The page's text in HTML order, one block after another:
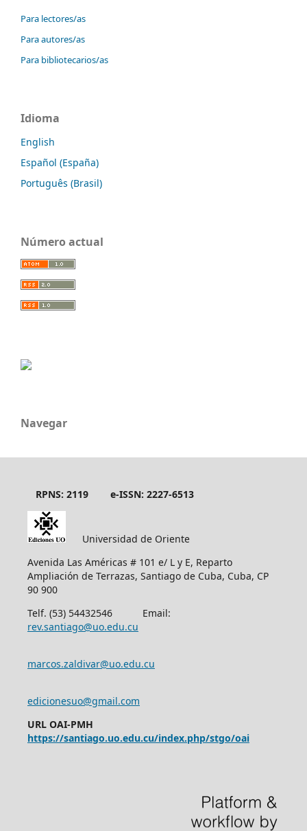
Para lectores/as
Para autores/as
Para bibliotecarios/as
Idioma
English
Español (España)
Português (Brasil)
Número actual
Navegar
RPNS: 2119 e-ISSN: 2227-6513
Universidad de Oriente
Avenida Las Américas # 101 e/ L y E, Reparto
Ampliación de Terrazas, Santiago de Cuba, Cuba, CP
90 900
Telf. (53) 54432546 Email:
rev.santiago@uo.edu.cu
marcos.zaldivar@uo.edu.cu
edicionesuo@gmail.com
URL OAI-PMH
https://santiago.uo.edu.cu/index.php/stgo/oai